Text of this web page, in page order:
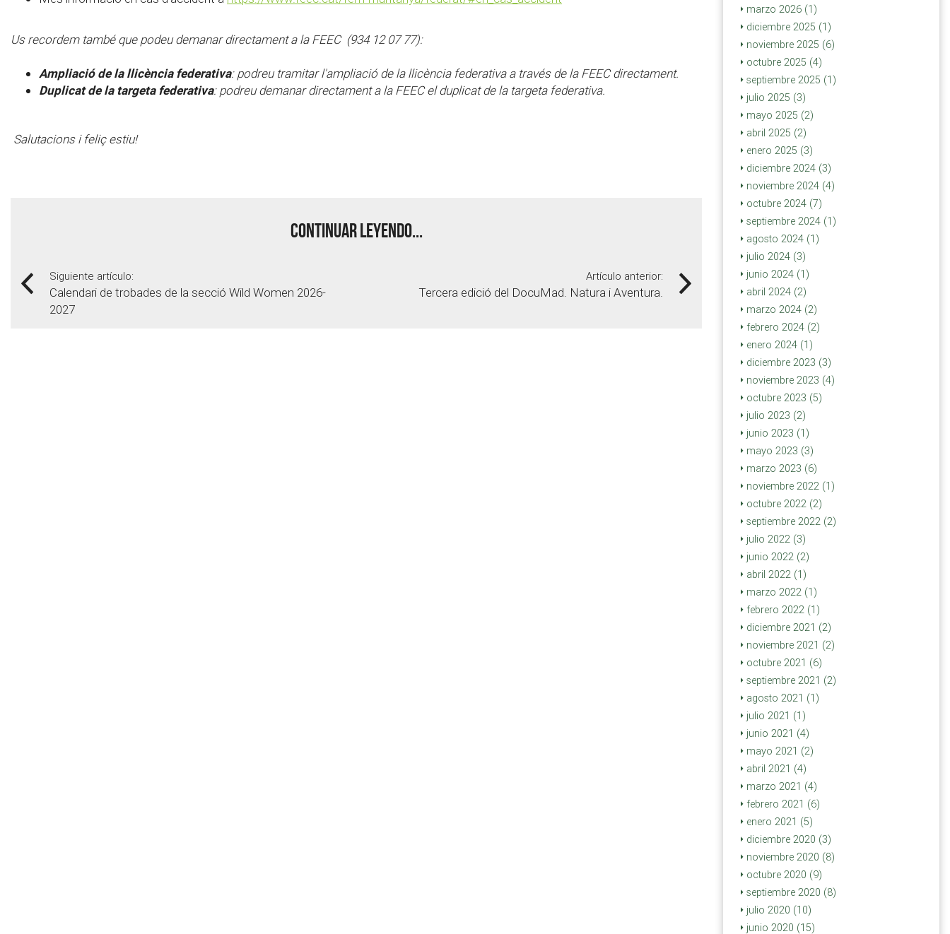
Us recordem també que podeu demanar directament a la FEEC (934 12 07 77):
Ampliació de la llicència federativa: podreu tramitar l'ampliació de la llicència federativa a través de la FEEC directament.
Duplicat de la targeta federativa: podreu demanar directament a la FEEC el duplicat de la targeta federativa.
Salutacions i feliç estiu!
Continuar leyendo...
Siguiente artículo:
Calendari de trobades de la secció Wild Women 2026-
2027
Artículo anterior:
Tercera edició del DocuMad. Natura i Aventura.
marzo 2026 (1)
diciembre 2025 (1)
noviembre 2025 (6)
octubre 2025 (4)
septiembre 2025 (1)
julio 2025 (3)
mayo 2025 (2)
abril 2025 (2)
enero 2025 (3)
diciembre 2024 (3)
noviembre 2024 (4)
octubre 2024 (7)
septiembre 2024 (1)
agosto 2024 (1)
julio 2024 (3)
junio 2024 (1)
abril 2024 (2)
marzo 2024 (2)
febrero 2024 (2)
enero 2024 (1)
diciembre 2023 (3)
noviembre 2023 (4)
octubre 2023 (5)
julio 2023 (2)
junio 2023 (1)
mayo 2023 (3)
marzo 2023 (6)
noviembre 2022 (1)
octubre 2022 (2)
septiembre 2022 (2)
julio 2022 (3)
junio 2022 (2)
abril 2022 (1)
marzo 2022 (1)
febrero 2022 (1)
diciembre 2021 (2)
noviembre 2021 (2)
octubre 2021 (6)
septiembre 2021 (2)
agosto 2021 (1)
julio 2021 (1)
junio 2021 (4)
mayo 2021 (2)
abril 2021 (4)
marzo 2021 (4)
febrero 2021 (6)
enero 2021 (5)
diciembre 2020 (3)
noviembre 2020 (8)
octubre 2020 (9)
septiembre 2020 (8)
julio 2020 (10)
junio 2020 (15)